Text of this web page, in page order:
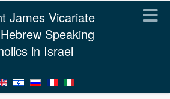
James Vicariate
Speaking
in Israel